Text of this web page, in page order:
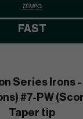
TEMPO:
FAST
Series Irons
#7-PW
Taper tip